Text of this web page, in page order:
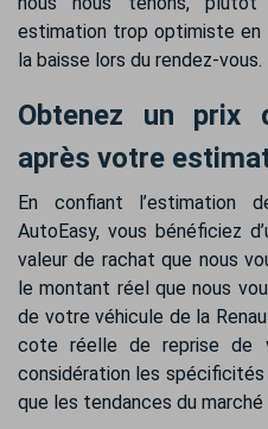
estimation trop optimiste en
la baisse lors du rendez-vous.
Obtenez un prix
après votre
En confiant l’estimation
AutoEasy, vous bénéficiez
valeur de rachat que nous
le montant réel que nous
de votre véhicule de la
cote réelle de reprise de
considération les
que les tendances du